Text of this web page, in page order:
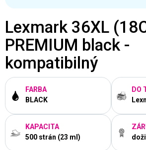
Lexmark 36XL
PREMIUM black -
kompatibilný
FARBA
BLACK
DO
KAPACITA
500 strán (23 ml)